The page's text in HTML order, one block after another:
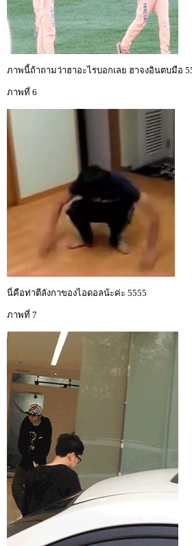
ภาพนี้ถ้าถามว่าฮาอะไรบอกเลย ฮาจงอินตบมือ
ภาพที่ 6
นี่คือท่าตีลังกาของไอดอลน้ะค่ะ 5555
ภาพที่ 7